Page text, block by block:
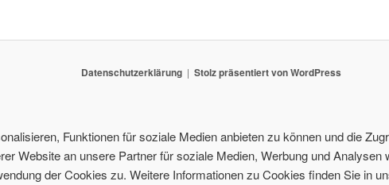
Datenschutzerklärung Stolz präsentiert von WordPress
Funktionen für soziale Medien anbieten zu können und die
Website an unsere Partner für soziale Medien, Werbung und Analysen
der Cookies zu. Weitere Informationen zu Cookies finden Sie in